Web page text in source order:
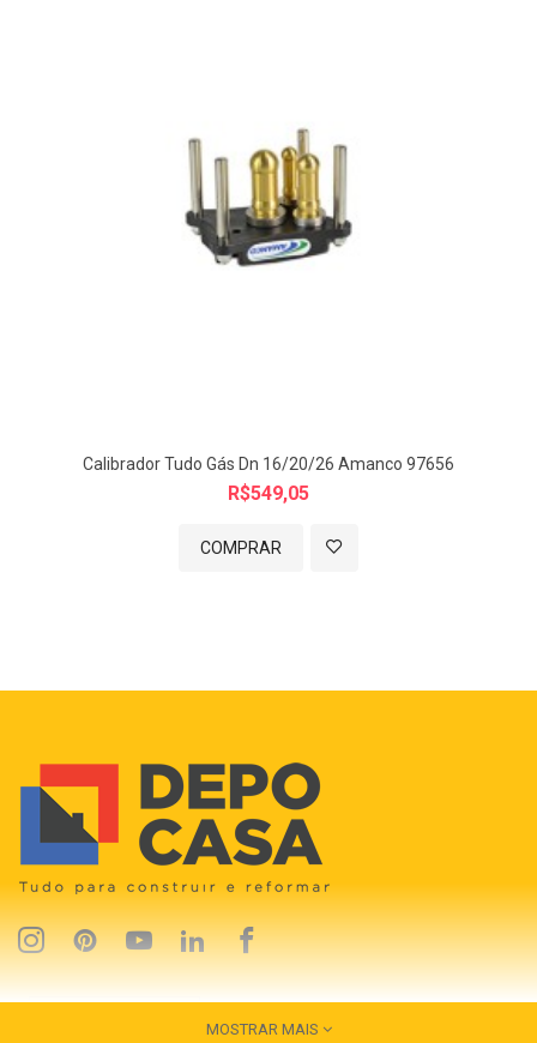
Calibrador Tudo Gás Dn 16/20/26 Amanco 97656
R$549,05
COMPRAR
MOSTRAR MAIS